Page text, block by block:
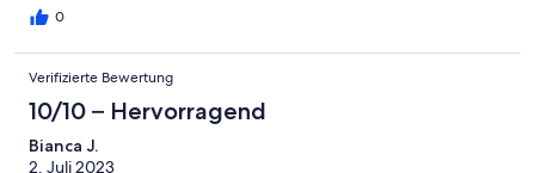
0
Verifizierte Bewertung
10/10 – Hervorragend
Bianca J.
2. Juli 2023